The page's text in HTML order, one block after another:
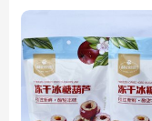
冻干山楂冰糖葫芦厂家